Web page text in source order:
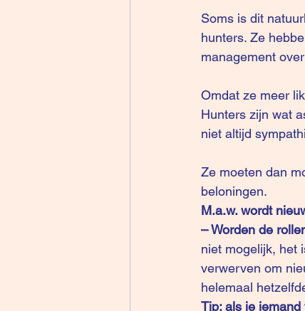
Soms is dit
hunters. Ze
management
Omdat ze meer
Hunters zijn wat
niet altijd
Ze moeten dan
beloningen.
M.a.w. wordt
– Worden de
niet mogelijk, het
verwerven om
helemaal
Tip: als je